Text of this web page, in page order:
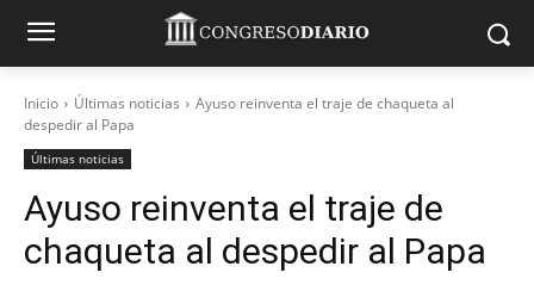
Inicio Últimas noticias
Ayuso reinventa el traje de chaqueta al
despedir al Papa
Últimas noticias
Ayuso reinventa el traje de
chaqueta al despedir al Papa